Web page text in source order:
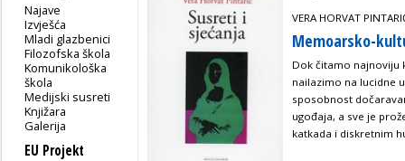
Najave
Izvješća
Mladi glazbenici
Filozofska škola
Komunikološka
škola
Medijski susreti
Knjižara
Galerija
EU Projekt
VERA HORVAT
Memoarsko-
Dok čitamo najnoviju
nailazimo na lucidne
sposobnost
ugođaja, a sve je
katkada i diskretnim